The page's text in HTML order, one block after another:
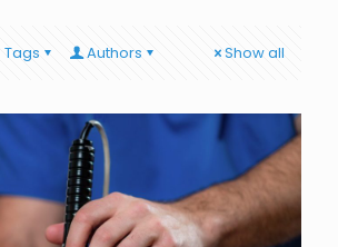
Tags Authors Show all